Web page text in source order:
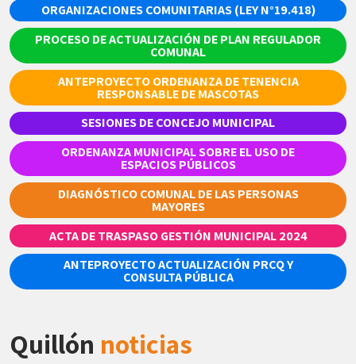
ORGANIZACIONES COMUNITARIAS (LEY N°19.418)
PROCESO DE ACTUALIZACIÓN DE PLAN REGULADOR
COMUNAL
ANTEPROYECTO ORDENANZA DE TENENCIA
RESPONSABLE DE MASCOTAS
SESIONES DE CONCEJO MUNICIPAL
ORDENANZA MUNICIPAL SOBRE EL USO DE
ESPACIOS PÚBLICOS
DIAGNÓSTICO COMUNAL DE LAS PERSONAS
MAYORES
ACTA DE TRASPASO GESTIÓN MUNICIPAL 2024
ANTEPROYECTO ACTUALIZACIÓN PRCQ Y
CONSULTA PÚBLICA
Quillón noticias